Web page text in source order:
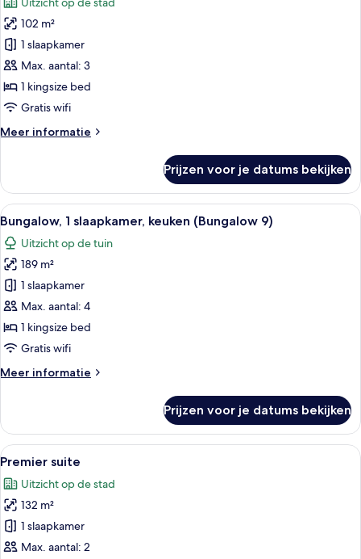
(Paul
R.
Williams
1950s
Inspired)
voor
Suite,
slaapkamer,
patio
(Grand
laden
102 m²
1 slaapkamer
Max. aantal: 3
1 kingsize bed
Gratis wifi
Meer informatie
Meer
1
slaapkamer,
patio
(Grand
Deluxe)
Prijzen voor je datums bekijken
Alle
foto's
voor
Bungalow,
slaapkamer,
keuken
(Bungalow
laden
Een hemelbed met nachtkastje, een
14
Bungalow, 1 slaapkamer, keuken (Bungalow 9)
Uitzicht op de tuin
189 m²
1 slaapkamer
Max. aantal: 4
1 kingsize bed
Gratis wifi
Meer informatie
Meer
1
slaapkamer,
keuken
9)
Prijzen voor je datums bekijken
Alle
foto's
voor
Premier
suite
laden
Een ruime woonkamer met een
5
Premier suite
Uitzicht op de stad
132 m²
1 slaapkamer
Max. aantal: 2